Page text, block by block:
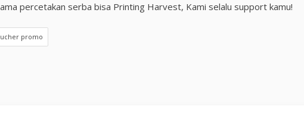
percetakan serba bisa Printing Harvest, Kami selalu support kamu!
promo